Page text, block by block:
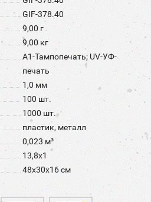
GIF-378.40
9,00 г
9,00 кг
A1-Тампопечать; UV-УФ-
печать
1,0 мм
100 шт.
1000 шт.
пластик, металл
0,023 м³
13,8х1
48x30x16 см